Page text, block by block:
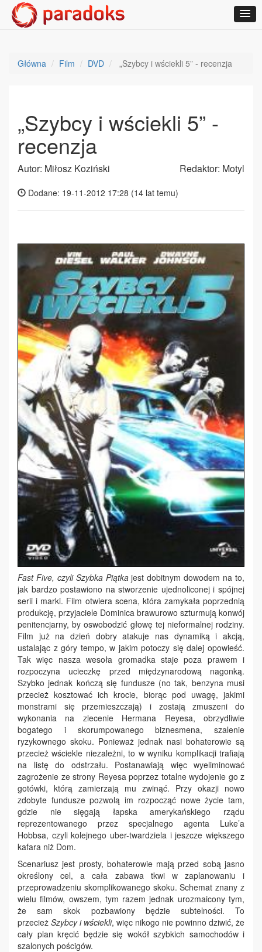
Główna Film DVD „Szybcy i wściekli 5” - recenzja
„Szybcy i wściekli 5” -
recenzja
Autor: Miłosz Koziński Redaktor: Motyl
Dodane: 19-11-2012 17:28 (14 lat temu)
Fast Five, czyli Szybka Piątkajest dobitnym dowodem na to,
jak bardzo postawiono na stworzenie ujednoliconej i spójnej
serii i marki. Film otwiera scena, która zamykała poprzednią
produkcję, przyjaciele Dominica brawurowo szturmują konwój
penitencjarny, by oswobodzić głowę tej nieformalnej rodziny.
Film już na dzień dobry atakuje nas dynamiką i akcją,
ustalając z góry tempo, w jakim potoczy się dalej opowieść.
Tak więc nasza wesoła gromadka staje poza prawem i
rozpoczyna ucieczkę przed międzynarodową nagonką.
Szybko jednak kończą się fundusze (no tak, benzyna musi
przecież kosztować ich krocie, biorąc pod uwagę, jakimi
monstrami się przemieszczają) i zostają zmuszeni do
wykonania na zlecenie Hermana Reyesa, obrzydliwie
bogatego i skorumpowanego biznesmena, szalenie
ryzykownego skoku. Ponieważ jednak nasi bohaterowie są
przecież wściekle niezależni, to w wyniku komplikacji trafiają
na listę do odstrzału. Postanawiają więc wyeliminować
zagrożenie ze strony Reyesa poprzez totalne wydojenie go z
gotówki, którą zamierzają mu zwinąć. Przy okazji nowo
zdobyte fundusze pozwolą im rozpocząć nowe życie tam,
gdzie nie sięgają łapska amerykańskiego rządu
reprezentowanego przez specjalnego agenta Luke’a
Hobbsa, czyli kolejnego uber-twardziela i jeszcze większego
kafara niż Dom.
Scenariusz jest prosty, bohaterowie mają przed sobą jasno
określony cel, a cała zabawa tkwi w zaplanowaniu i
przeprowadzeniu skomplikowanego skoku. Schemat znany z
wielu filmów, owszem, tym razem jednak urozmaicony tym,
że sam skok pozbawiony będzie subtelności. To
przecież Szybcy i wściekli, więc nikogo nie powinno dziwić, że
cały plan kręcić będzie się wokół szybkich samochodów i
szalonych pościgów.